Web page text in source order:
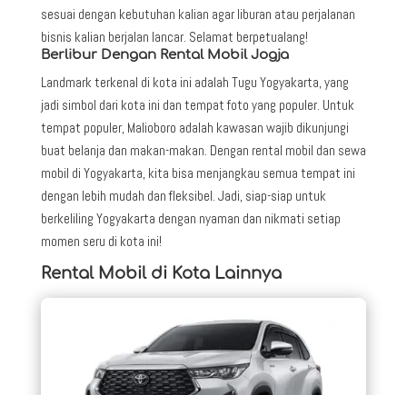
sesuai dengan kebutuhan kalian agar liburan atau perjalanan
bisnis kalian berjalan lancar. Selamat berpetualang!
Berlibur Dengan Rental Mobil Jogja
Landmark terkenal di kota ini adalah Tugu Yogyakarta, yang
jadi simbol dari kota ini dan tempat foto yang populer. Untuk
tempat populer, Malioboro adalah kawasan wajib dikunjungi
buat belanja dan makan-makan. Dengan rental mobil dan sewa
mobil di Yogyakarta, kita bisa menjangkau semua tempat ini
dengan lebih mudah dan fleksibel. Jadi, siap-siap untuk
berkeliling Yogyakarta dengan nyaman dan nikmati setiap
momen seru di kota ini!
Rental Mobil di Kota Lainnya